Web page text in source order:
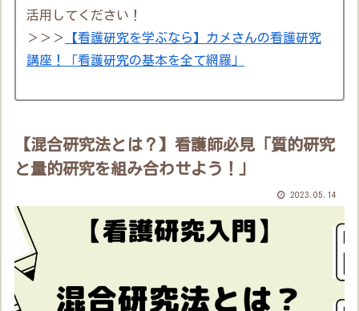
活用してください！
＞＞＞
【看護研究を学ぶなら】カメさんの看護研究
講座！「看護研究の基本を全て網羅」
【混合研究法とは？】看護師必見「質的研究
と量的研究を組み合わせよう！」
2023.05.14